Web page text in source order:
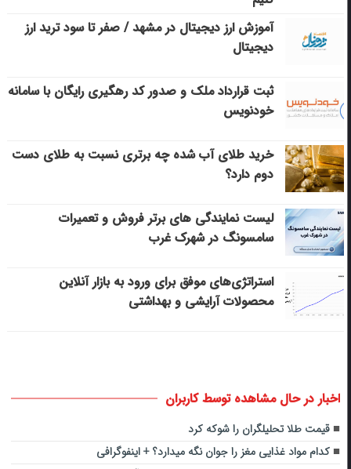
آموزش ارز دیجیتال در مشهد / صفر تا سود ترید ارز
دیجیتال
ثبت قرارداد ملک و صدور کد رهگیری رایگان با سامانه
خودنویس
خرید طلای آب شده چه برتری نسبت به طلای دست
دوم دارد؟
لیست نمایندگی های برتر فروش و تعمیرات
سامسونگ در شهرک غرب
استراتژی‌های موفق برای ورود به بازار آنلاین
محصولات آرایشی و بهداشتی
اخبار در حال مشاهده توسط کاربران
قیمت طلا تحلیلگران را شوکه کرد
کدام مواد غذایی مغز را جوان نگه میدارد؟ + اینفوگرافی